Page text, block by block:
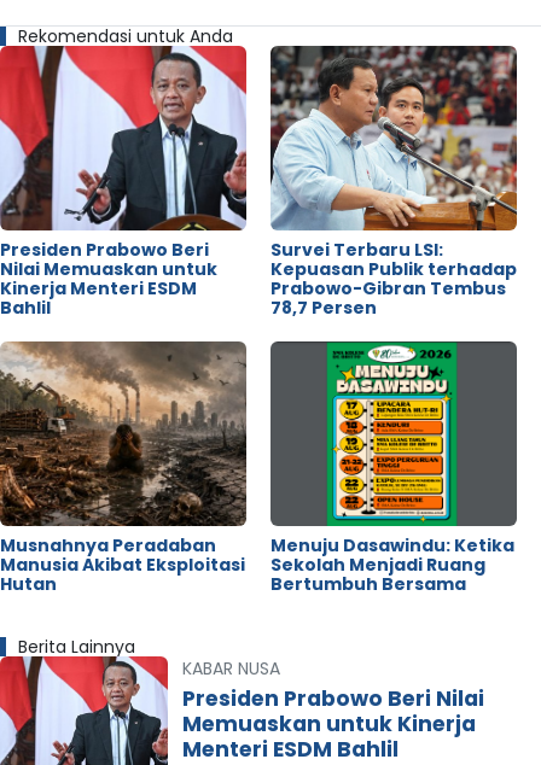
Rekomendasi untuk Anda
Presiden Prabowo Beri
Nilai Memuaskan untuk
Kinerja Menteri ESDM
Bahlil
Survei Terbaru LSI:
Kepuasan Publik terhadap
Prabowo-Gibran Tembus
78,7 Persen
Musnahnya Peradaban
Manusia Akibat Eksploitasi
Hutan
Menuju Dasawindu: Ketika
Sekolah Menjadi Ruang
Bertumbuh Bersama
Berita Lainnya
KABAR NUSA
Presiden Prabowo Beri Nilai
Memuaskan untuk Kinerja
Menteri ESDM Bahlil